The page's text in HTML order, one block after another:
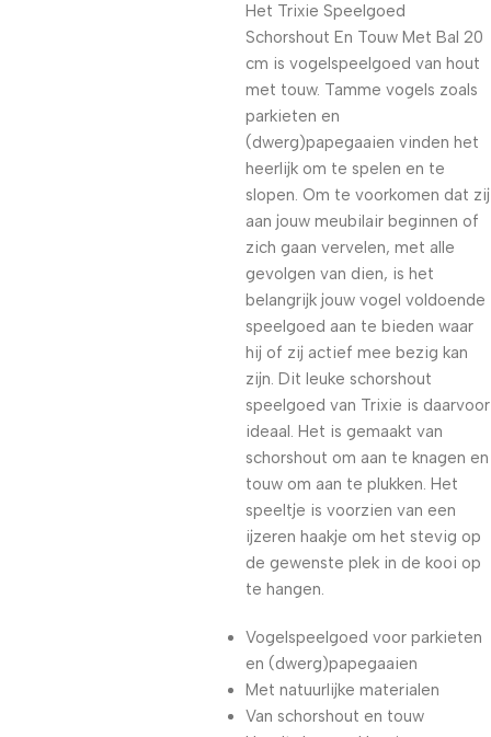
Het Trixie Speelgoed
Schorshout En Touw Met Bal 20
cm is vogelspeelgoed van hout
met touw. Tamme vogels zoals
parkieten en
(dwerg)papegaaien vinden het
heerlijk om te spelen en te
slopen. Om te voorkomen dat zij
aan jouw meubilair beginnen of
zich gaan vervelen, met alle
gevolgen van dien, is het
belangrijk jouw vogel voldoende
speelgoed aan te bieden waar
hij of zij actief mee bezig kan
zijn. Dit leuke schorshout
speelgoed van Trixie is daarvoor
ideaal. Het is gemaakt van
schorshout om aan te knagen en
touw om aan te plukken. Het
speeltje is voorzien van een
ijzeren haakje om het stevig op
de gewenste plek in de kooi op
te hangen.
Vogelspeelgoed voor parkieten
en (dwerg)papegaaien
Met natuurlijke materialen
Van schorshout en touw